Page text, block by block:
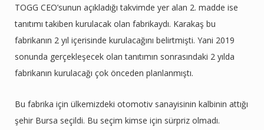
TOGG CEO’sunun açıkladığı takvimde yer alan 2. madde ise
tanıtımı takiben kurulacak olan fabrikaydı. Karakaş bu
fabrikanın 2 yıl içerisinde kurulacağını belirtmişti. Yani 2019
sonunda gerçekleşecek olan tanıtımın sonrasındaki 2 yılda
fabrikanın kurulacağı çok önceden planlanmıştı.
Bu fabrika için ülkemizdeki otomotiv sanayisinin kalbinin attığı
şehir Bursa seçildi. Bu seçim kimse için sürpriz olmadı.